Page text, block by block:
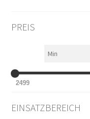
PREIS
Min
2499
EINSATZBEREICH